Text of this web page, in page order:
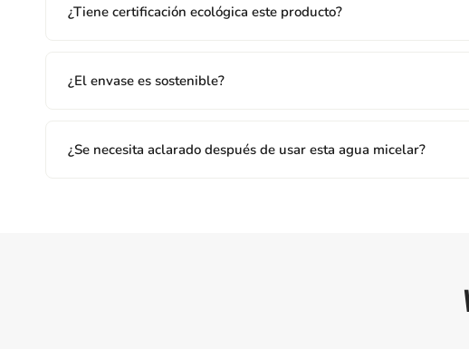
¿Tiene certificación ecológica este producto?
¿El envase es sostenible?
¿Se necesita aclarado después de usar esta agua micelar?